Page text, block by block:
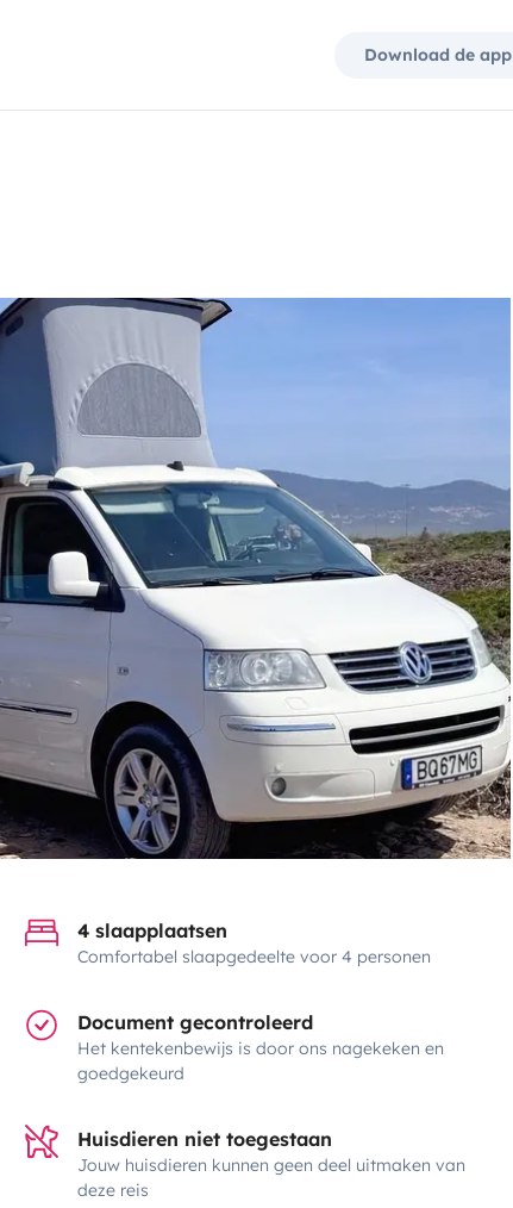
Download de app
4 slaapplaatsen
Comfortabel slaapgedeelte voor 4 personen
Document gecontroleerd
Het kentekenbewijs is door ons nagekeken en
goedgekeurd
Huisdieren niet toegestaan
Jouw huisdieren kunnen geen deel uitmaken van
deze reis